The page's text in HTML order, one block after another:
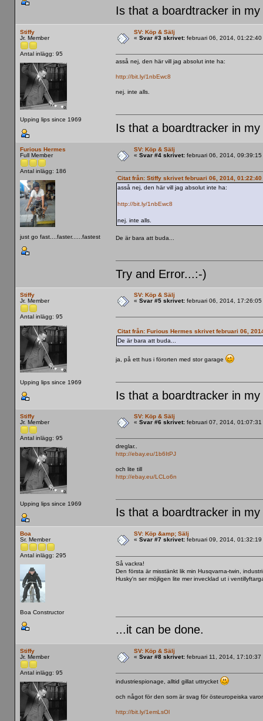
Is that a boardtracker in
Stiffy
Jr. Member
Antal inlägg: 95
Upping lips since 1969
SV: Köp & Sälj
« Svar #3 skrivet:februari 06, 2014, 01:22:40
asså nej, den här vill jag absolut inte ha:
http://bit.ly/1nbEwc8
nej. inte alls.
Is that a boardtracker in
Furious Hermes
Full Member
Antal inlägg: 186
just go fast....faster......fastest
SV: Köp & Sälj
« Svar #4 skrivet:februari 06, 2014, 09:39:15
Citat från: Stiffy skrivet februari 06, 2014, 01:22:40
asså nej, den här vill jag absolut inte ha:
http://bit.ly/1nbEwc8
nej. inte alls.
De är bara att buda...
Try and Error...:-)
Stiffy
Jr. Member
Antal inlägg: 95
Upping lips since 1969
SV: Köp & Sälj
« Svar #5 skrivet:februari 06, 2014, 17:26:05
Citat från: Furious Hermes skrivet februari 06,
De är bara att buda...
ja, på ett hus i förorten med stor garage
Is that a boardtracker in
Stiffy
Jr. Member
Antal inlägg: 95
Upping lips since 1969
SV: Köp & Sälj
« Svar #6 skrivet:februari 07, 2014, 01:07:31
dreglar..
http://ebay.eu/1b6ItPJ
och lite till
http://ebay.eu/LCLo6n
Is that a boardtracker in
Boa
Sr. Member
Antal inlägg: 295
Boa Constructor
SV: Köp &amp; Sälj
« Svar #7 skrivet:februari 09, 2014, 01:32:19
Så vackra!
Den första är misstänkt lik min Husqvarna-twin,
Husky'n ser möjligen lite mer invecklad ut i
...it can be done.
Stiffy
Jr. Member
Antal inlägg: 95
SV: Köp & Sälj
« Svar #8 skrivet:februari 11, 2014, 17:10:37
industriespionage, alltid gillat uttrycket
och något för den som är svag för östeuropeiska
http://bit.ly/1emLsOl